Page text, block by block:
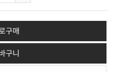
구매
구니